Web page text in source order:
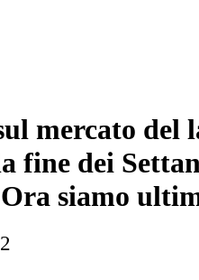
mercato del
fine dei
siamo